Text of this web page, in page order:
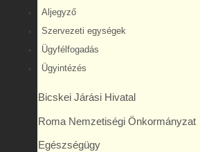
Aljegyző
Szervezeti egységek
Ügyfélfogadás
Ügyintézés
Bicskei Járási Hivatal
Roma Nemzetiségi Önkormányzat
Egészségügy